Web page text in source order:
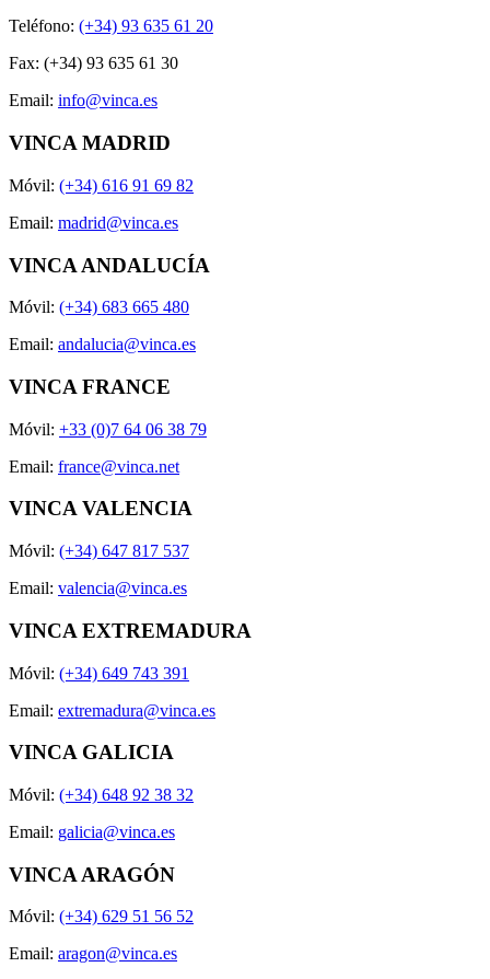
Teléfono: (+34) 93 635 61 20
Fax: (+34) 93 635 61 30
Email: info@vinca.es
VINCA MADRID
Móvil: (+34) 616 91 69 82
Email: madrid@vinca.es
VINCA ANDALUCÍA
Móvil: (+34) 683 665 480
Email: andalucia@vinca.es
VINCA FRANCE
Móvil: +33 (0)7 64 06 38 79
Email: france@vinca.net
VINCA VALENCIA
Móvil: (+34) 647 817 537
Email: valencia@vinca.es
VINCA EXTREMADURA
Móvil: (+34) 649 743 391
Email: extremadura@vinca.es
VINCA GALICIA
Móvil: (+34) 648 92 38 32
Email: galicia@vinca.es
VINCA ARAGÓN
Móvil: (+34) 629 51 56 52
Email: aragon@vinca.es